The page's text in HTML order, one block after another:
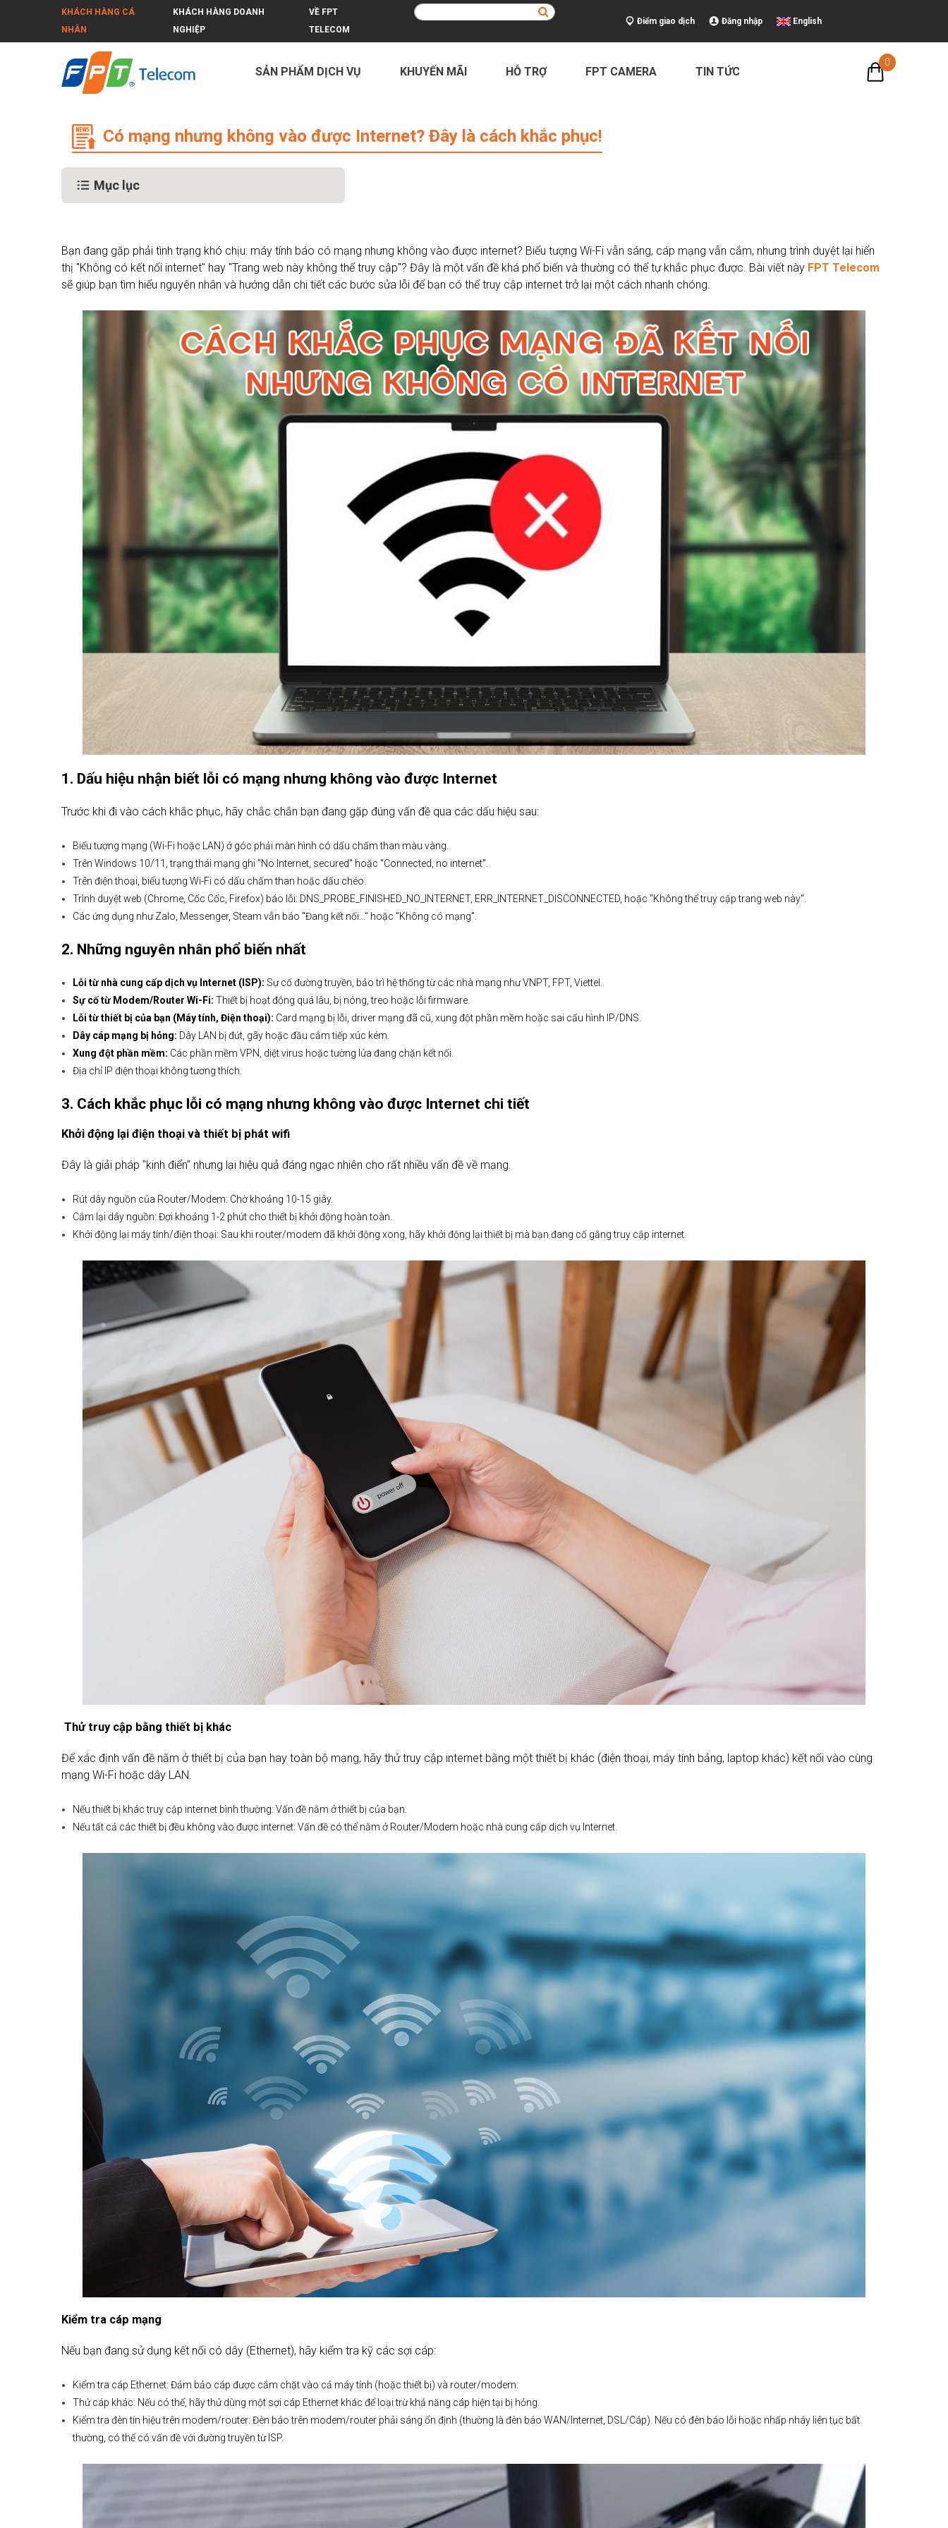
KHÁCH HÀNG CÁ
NHÂN
KHÁCH HÀNG DOANH
NGHIỆP
VỀ FPT
TELECOM
Điểm giao dịch Đăng nhập English
SẢN PHẨM DỊCH VỤ KHUYẾN MÃI HỖ TRỢ FPT CAMERA TIN TỨC
0
Có mạng nhưng không vào được Internet? Đây là cách khắc phục!
Mục lục
Bạn đang gặp phải tình trạng khó chịu: máy tính báo có mạng nhưng không vào được internet? Biểu tượng Wi-Fi vẫn sáng, cáp mạng vẫn cắm, nhưng trình duyệt lại hiển
thị "Không có kết nối internet" hay "Trang web này không thể truy cập"? Đây là một vấn đề khá phổ biến và thường có thể tự khắc phục được. Bài viết này FPT Telecom
sẽ giúp bạn tìm hiểu nguyên nhân và hướng dẫn chi tiết các bước sửa lỗi để bạn có thể truy cập internet trở lại một cách nhanh chóng.
1. Dấu hiệu nhận biết lỗi có mạng nhưng không vào được Internet
Trước khi đi vào cách khắc phục, hãy chắc chắn bạn đang gặp đúng vấn đề qua các dấu hiệu sau:
Biểu tượng mạng (Wi-Fi hoặc LAN) ở góc phải màn hình có dấu chấm than màu vàng.
Trên Windows 10/11, trạng thái mạng ghi "No Internet, secured" hoặc "Connected, no internet".
Trên điện thoại, biểu tượng Wi-Fi có dấu chấm than hoặc dấu chéo.
Trình duyệt web (Chrome, Cốc Cốc, Firefox) báo lỗi: DNS_PROBE_FINISHED_NO_INTERNET, ERR_INTERNET_DISCONNECTED, hoặc "Không thể truy cập trang web này".
Các ứng dụng như Zalo, Messenger, Steam vẫn báo "Đang kết nối..." hoặc "Không có mạng".
2. Những nguyên nhân phổ biến nhất
Lỗi từ nhà cung cấp dịch vụ Internet (ISP): Sự cố đường truyền, bảo trì hệ thống từ các nhà mạng như VNPT, FPT, Viettel.
Sự cố từ Modem/Router Wi-Fi: Thiết bị hoạt động quá lâu, bị nóng, treo hoặc lỗi firmware.
Lỗi từ thiết bị của bạn (Máy tính, Điện thoại): Card mạng bị lỗi, driver mạng đã cũ, xung đột phần mềm hoặc sai cấu hình IP/DNS.
Dây cáp mạng bị hỏng: Dây LAN bị đứt, gãy hoặc đầu cắm tiếp xúc kém.
Xung đột phần mềm: Các phần mềm VPN, diệt virus hoặc tường lửa đang chặn kết nối.
Địa chỉ IP điện thoại không tương thích.
3. Cách khắc phục lỗi có mạng nhưng không vào được Internet chi tiết
Khởi động lại điện thoại và thiết bị phát wifi
Đây là giải pháp "kinh điển" nhưng lại hiệu quả đáng ngạc nhiên cho rất nhiều vấn đề về mạng.
Rút dây nguồn của Router/Modem: Chờ khoảng 10-15 giây.
Cắm lại dây nguồn: Đợi khoảng 1-2 phút cho thiết bị khởi động hoàn toàn.
Khởi động lại máy tính/điện thoại: Sau khi router/modem đã khởi động xong, hãy khởi động lại thiết bị mà bạn đang cố gắng truy cập internet.
Thử truy cập bằng thiết bị khác
Để xác định vấn đề nằm ở thiết bị của bạn hay toàn bộ mạng, hãy thử truy cập internet bằng một thiết bị khác (điện thoại, máy tính bảng, laptop khác) kết nối vào cùng
mạng Wi-Fi hoặc dây LAN.
Nếu thiết bị khác truy cập internet bình thường: Vấn đề nằm ở thiết bị của bạn.
Nếu tất cả các thiết bị đều không vào được internet: Vấn đề có thể nằm ở Router/Modem hoặc nhà cung cấp dịch vụ Internet.
Kiểm tra cáp mạng
Nếu bạn đang sử dụng kết nối có dây (Ethernet), hãy kiểm tra kỹ các sợi cáp:
Kiểm tra cáp Ethernet: Đảm bảo cáp được cắm chặt vào cả máy tính (hoặc thiết bị) và router/modem.
Thử cáp khác: Nếu có thể, hãy thử dùng một sợi cáp Ethernet khác để loại trừ khả năng cáp hiện tại bị hỏng.
Kiểm tra đèn tín hiệu trên modem/router: Đèn báo trên modem/router phải sáng ổn định (thường là đèn báo WAN/Internet, DSL/Cáp). Nếu có đèn báo lỗi hoặc nhấp nháy liên tục bất
thường, có thể có vấn đề với đường truyền từ ISP.